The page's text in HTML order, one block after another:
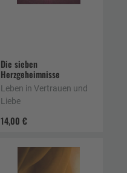
Die sieben
Herzgeheimnisse
14,00 €
Leben in Vertrauen und
Liebe